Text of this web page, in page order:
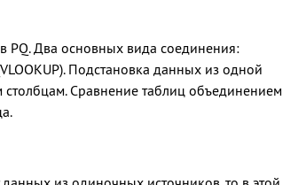
PQ. Два основных вида соединения:
Подстановка данных из одной
Сравнение таблиц объединением